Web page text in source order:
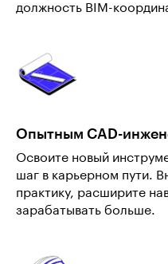
должность BIM-
Опытным CAD-
Освоите новый
шаг в карьерном пути.
практику, расширите
зарабатывать больше.